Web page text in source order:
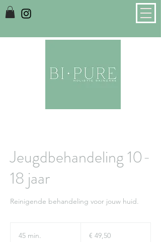
Jeugdbehandeling 10-
18 jaar
Reinigende behandeling voor jouw huid.
45 min. € 49,50